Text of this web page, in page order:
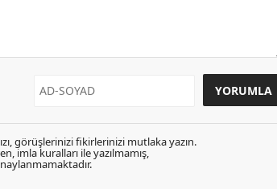
görüşlerinizi fikirlerinizi mutlaka yazın.
imla kuralları ile yazılmamış,